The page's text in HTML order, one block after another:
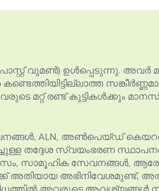
വുമൺ) ഉൾപ്പെടുന്നു. അവർ
മറ്റ് രണ്ട് കുട്ടികൾക്കും
ALN, അൺപെയ്ഡ്
തദ്ദേശ സ്വയംഭരണ
സാമൂഹിക സേവനങ്ങൾ,
അതിയായ അഭിനിവേശമുണ്ട്,